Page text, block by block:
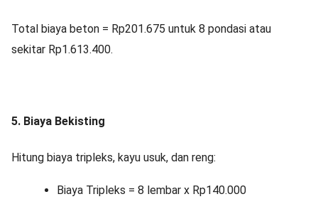
Total biaya beton = Rp201.675 untuk 8 pondasi atau
sekitar Rp1.613.400.
5. Biaya Bekisting
Hitung biaya tripleks, kayu usuk, dan reng:
Biaya Tripleks = 8 lembar x Rp140.000